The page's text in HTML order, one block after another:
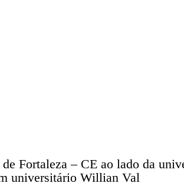
de Fortaleza – CE ao lado da
universitário Willian Val